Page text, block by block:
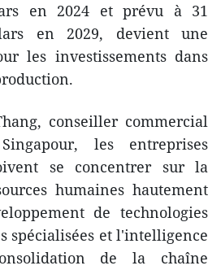
en 2024 et prévu à 31
en 2029, devient une
les investissements dans
conseiller commercial
les entreprises
se concentrer sur la
humaines hautement
de technologies
spécialisées et l'intelligence
de la chaîne